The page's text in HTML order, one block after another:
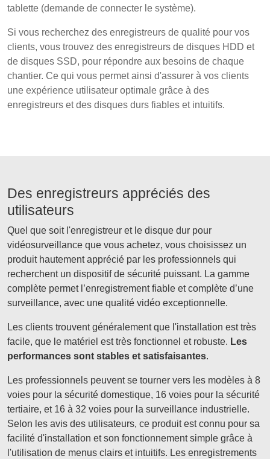
tablette (demande de connecter le système).
Si vous recherchez des enregistreurs de qualité pour vos
clients, vous trouvez des enregistreurs de disques HDD et
de disques SSD, pour répondre aux besoins de chaque
chantier. Ce qui vous permet ainsi d'assurer à vos clients
une expérience utilisateur optimale grâce à des
enregistreurs et des disques durs fiables et intuitifs.
Des enregistreurs appréciés des
utilisateurs
Quel que soit l'enregistreur et le disque dur pour
vidéosurveillance que vous achetez, vous choisissez un
produit hautement apprécié par les professionnels qui
recherchent un dispositif de sécurité puissant. La gamme
complète permet l’enregistrement fiable et complète d’une
surveillance, avec une qualité vidéo exceptionnelle.
Les clients trouvent généralement que l'installation est très
facile, que le matériel est très fonctionnel et robuste. Les
performances sont stables et satisfaisantes.
Les professionnels peuvent se tourner vers les modèles à 8
voies pour la sécurité domestique, 16 voies pour la sécurité
tertiaire, et 16 à 32 voies pour la surveillance industrielle.
Selon les avis des utilisateurs, ce produit est connu pour sa
facilité d'installation et son fonctionnement simple grâce à
l'utilisation de menus clairs et intuitifs. Les enregistrements